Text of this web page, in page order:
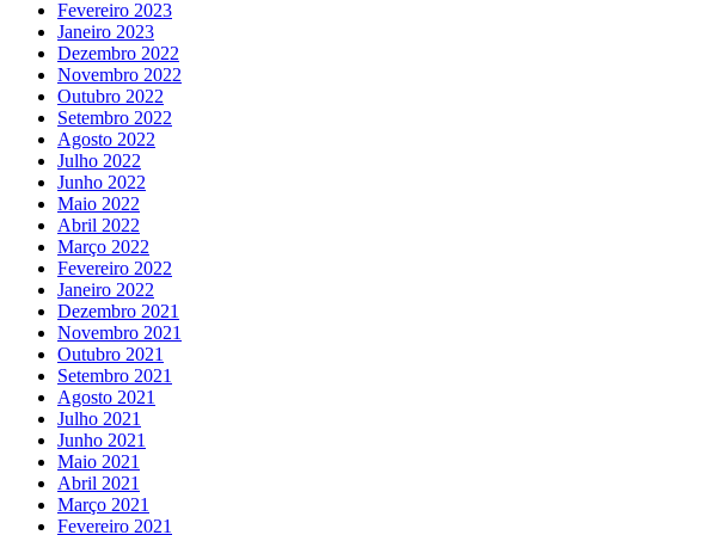
Fevereiro 2023
Janeiro 2023
Dezembro 2022
Novembro 2022
Outubro 2022
Setembro 2022
Agosto 2022
Julho 2022
Junho 2022
Maio 2022
Abril 2022
Março 2022
Fevereiro 2022
Janeiro 2022
Dezembro 2021
Novembro 2021
Outubro 2021
Setembro 2021
Agosto 2021
Julho 2021
Junho 2021
Maio 2021
Abril 2021
Março 2021
Fevereiro 2021